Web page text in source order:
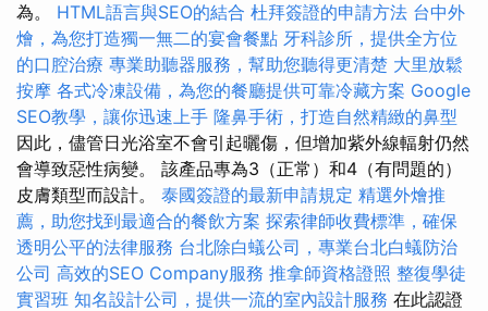
為。 HTML語言與SEO的結合 杜拜簽證的申請方法 台中外
燴，為您打造獨一無二的宴會餐點 牙科診所，提供全方位
的口腔治療 專業助聽器服務，幫助您聽得更清楚 大里放鬆
按摩 各式冷凍設備，為您的餐廳提供可靠冷藏方案 Google
SEO教學，讓你迅速上手 隆鼻手術，打造自然精緻的鼻型
因此，儘管日光浴室不會引起曬傷，但增加紫外線輻射仍然
會導致惡性病變。 該產品專為3（正常）和4（有問題的）
皮膚類型而設計。 泰國簽證的最新申請規定 精選外燴推
薦，助您找到最適合的餐飲方案 探索律師收費標準，確保
透明公平的法律服務 台北除白蟻公司，專業台北白蟻防治
公司 高效的SEO Company服務 推拿師資格證照 整復學徒
實習班 知名設計公司，提供一流的室內設計服務 在此認證